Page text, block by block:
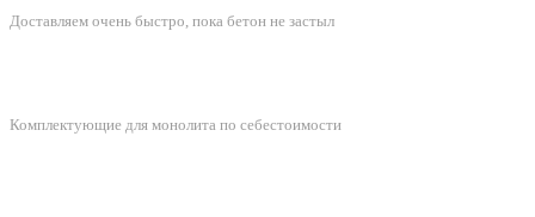
Доставляем очень быстро, пока бетон не застыл
Комплектующие для монолита по себестоимости